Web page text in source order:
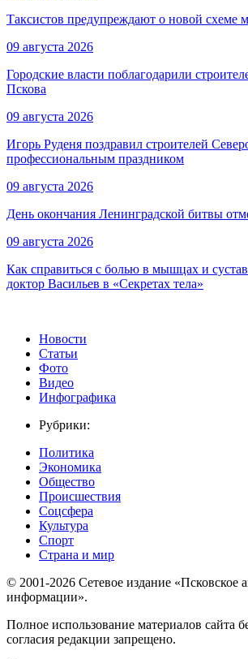
Таксистов предупреждают о новой схеме
09 августа 2026
Городские власти поблагодарили
Пскова
09 августа 2026
Игорь Руденя поздравил строителей
профессиональным праздником
09 августа 2026
День окончания Ленинградской битвы
09 августа 2026
Как справиться с болью в мышцах и
доктор Васильев в «Секретах тела»
Новости
Статьи
Фото
Видео
Инфографика
Рубрики:
Политика
Экономика
Общество
Происшествия
Соцсфера
Культура
Спорт
Страна и мир
© 2001-2026 Сетевое издание «Псковское
информации».
Полное использование материалов сайта
согласия редакции запрещено.